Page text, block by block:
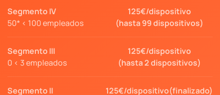
Segmento IV
50* < 100 empleados
125€/dispositivo
(hasta 99 dispositivos)
Segmento III
0 < 3 empleados
125€/dispositivo
(hasta 2 dispositivos)
Segmento II
125€/dispositivo(finalizado)